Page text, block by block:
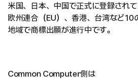
米国、日本、中国で正式に登録されて
欧州連合（EU）、香港、台湾など10
地域で商標出願が進行中です。
Common Computer側は